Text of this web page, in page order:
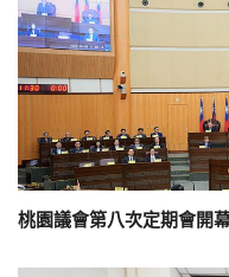
桃園議會第八次定期會開